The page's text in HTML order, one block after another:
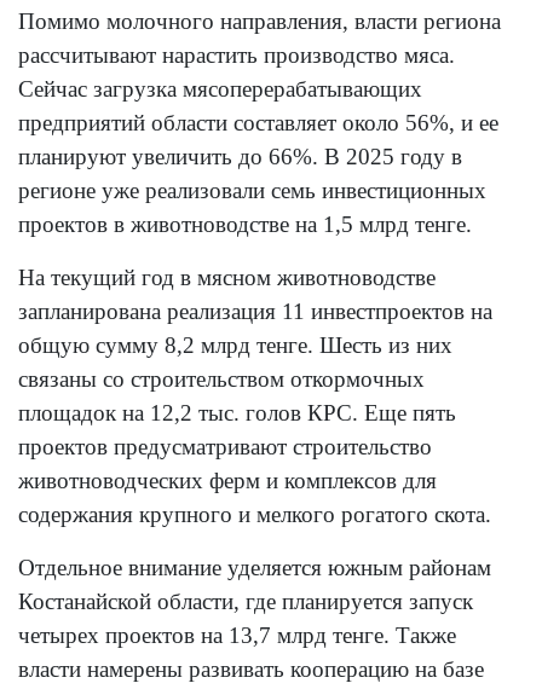
Помимо молочного направления, власти региона
рассчитывают нарастить производство мяса.
Сейчас загрузка мясоперерабатывающих
предприятий области составляет около 56%, и ее
планируют увеличить до 66%. В 2025 году в
регионе уже реализовали семь инвестиционных
проектов в животноводстве на 1,5 млрд тенге.
На текущий год в мясном животноводстве
запланирована реализация 11 инвестпроектов на
общую сумму 8,2 млрд тенге. Шесть из них
связаны со строительством откормочных
площадок на 12,2 тыс. голов КРС. Еще пять
проектов предусматривают строительство
животноводческих ферм и комплексов для
содержания крупного и мелкого рогатого скота.
Отдельное внимание уделяется южным районам
Костанайской области, где планируется запуск
четырех проектов на 13,7 млрд тенге. Также
власти намерены развивать кооперацию на базе